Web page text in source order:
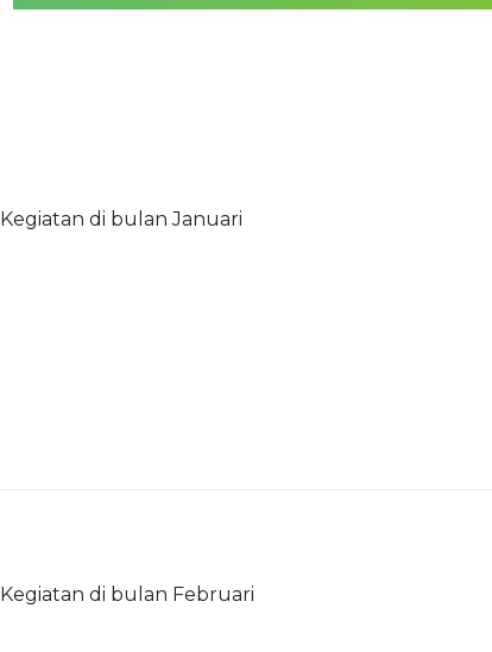
Kegiatan di bulan Januari
Kegiatan di bulan Februari